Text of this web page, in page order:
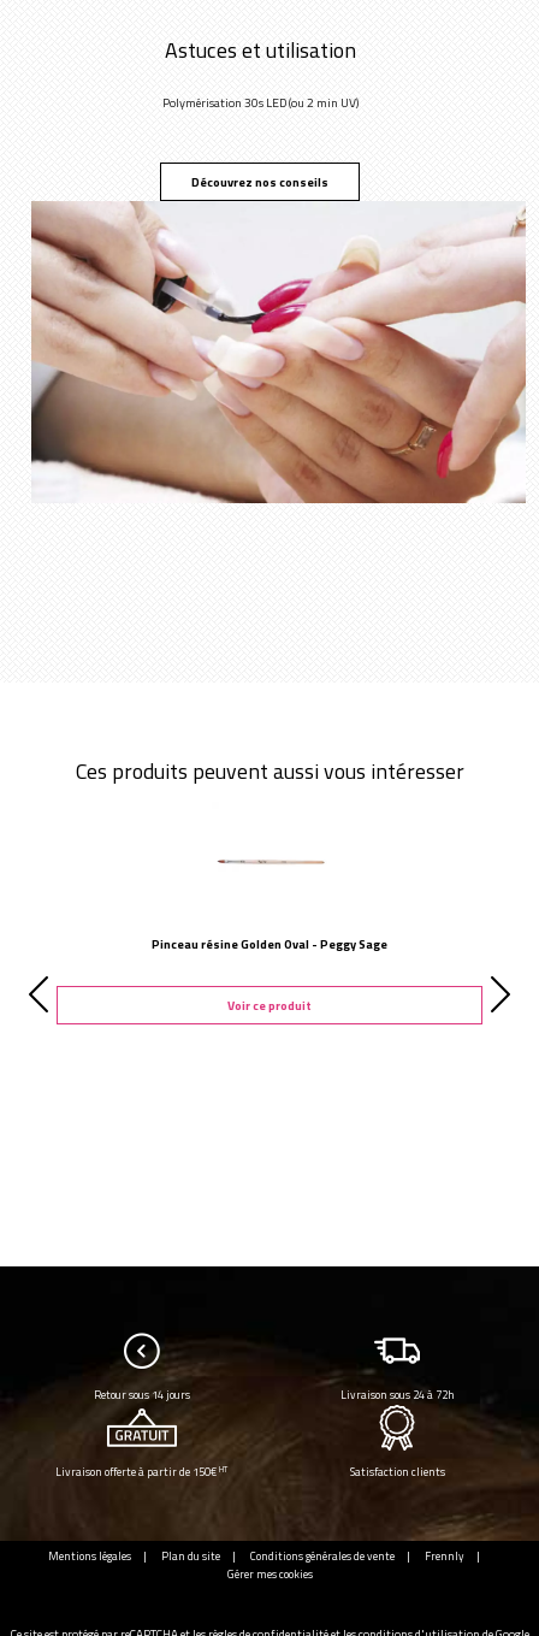
Astuces et utilisation
Polymérisation 30s LED (ou 2 min UV)
Découvrez nos conseils
Ces produits peuvent aussi vous intéresser
Pinceau résine Golden Oval - Peggy Sage
Voir ce produit
Retour sous 14 jours Livraison sous 24 à 72h
Livraison offerte à partir de 150€HT Satisfaction clients
Mentions légales Plan du site Conditions générales de vente
Frennly
Gérer mes cookies